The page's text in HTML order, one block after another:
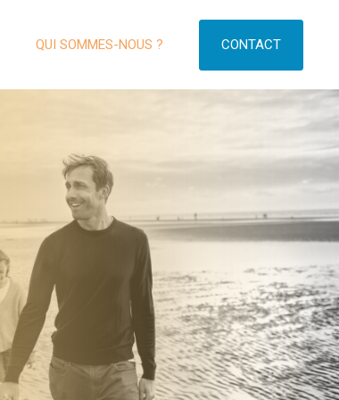
QUI SOMMES-NOUS ? CONTACT